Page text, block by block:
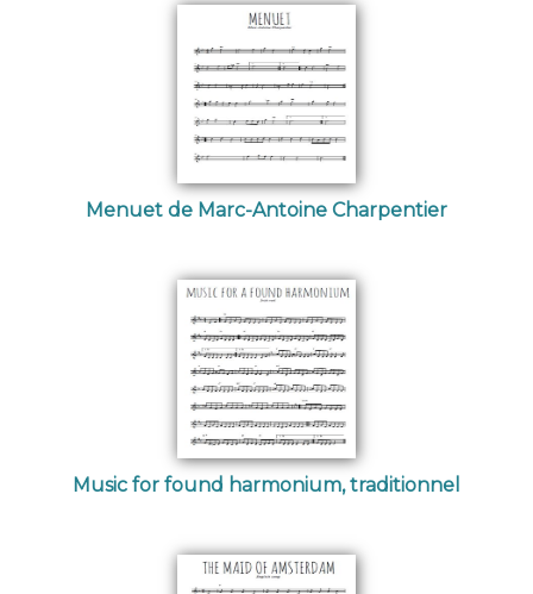
Menuet de Marc-Antoine Charpentier
Music for found harmonium, traditionnel